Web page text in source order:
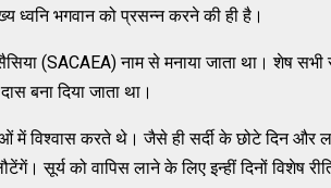
ध्वनि भगवान को प्रसन्न करने की ही है।
सैसिया (SACAEA) नाम से मनाया जाता था। शेष
बना दिया जाता था।
में विश्वास करते थे। जैसे ही सर्दी के छोटे दिन और
सूर्य को वापिस लाने के लिए इन्हीं दिनों विशेष